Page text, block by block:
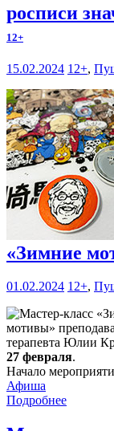
росписи
12+
15.02.2024 12+,
«Зимние
01.02.2024 12+,
мотивы»
терапевта Юлии
27 февраля.
Начало
Афиша
Подробнее